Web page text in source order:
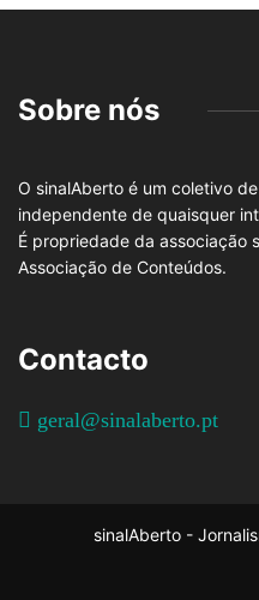
Sobre nós
O sinalAberto é um coletivo
independente de quaisquer
É propriedade da associação
Associação de Conteúdos.
Contacto
geral@sinalaberto.pt
sinalAberto -